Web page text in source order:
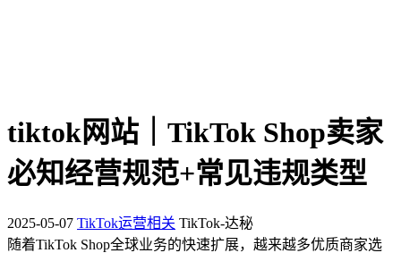
tiktok网站｜TikTok Shop卖家
必知经营规范+常见违规类型
2025-05-07 TikTok运营相关 TikTok-达秘
随着TikTok Shop全球业务的快速扩展，越来越多优质商家选